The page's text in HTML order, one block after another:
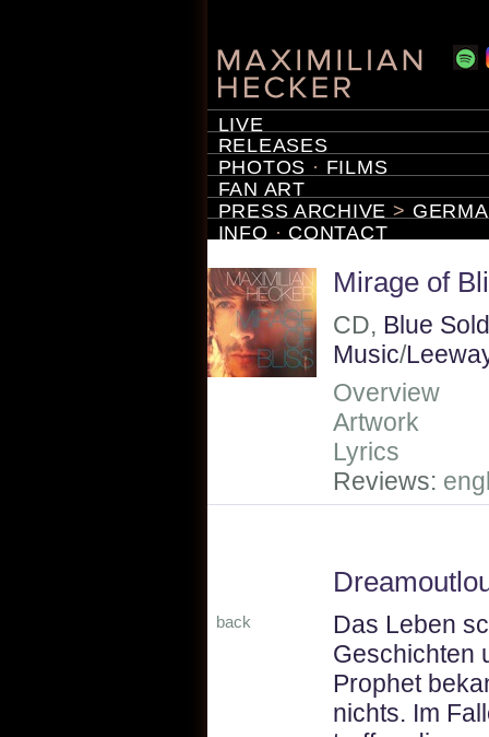
LIVE
RELEASES
PHOTOS · FILMS
FAN ART
PRESS ARCHIVE >
INFO · CONTACT
Mirage of
CD, Blue
Music/
Overview
Artwork
Lyrics
Reviews:
back
Das Leben
Geschichten
Prophet
nichts. Im